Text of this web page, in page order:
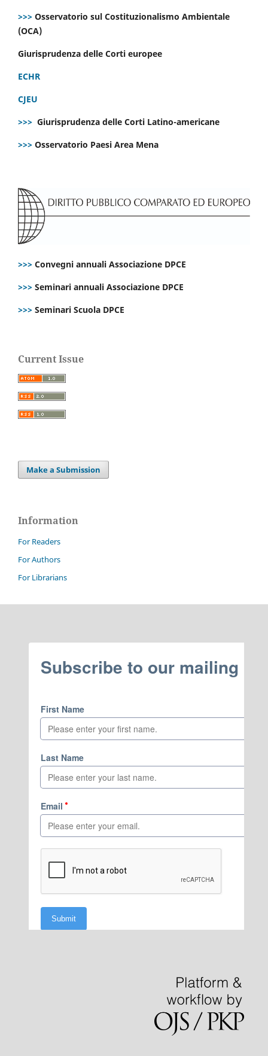
>>> Osservatorio sul Costituzionalismo Ambientale
(OCA)
Giurisprudenza delle Corti europee
ECHR
CJEU
>>> Giurisprudenza delle Corti Latino-americane
>>> Osservatorio Paesi Area Mena
>>> Convegni annuali Associazione DPCE
>>> Seminari annuali Associazione DPCE
>>> Seminari Scuola DPCE
Current Issue
Make a Submission
Information
For Readers
For Authors
For Librarians